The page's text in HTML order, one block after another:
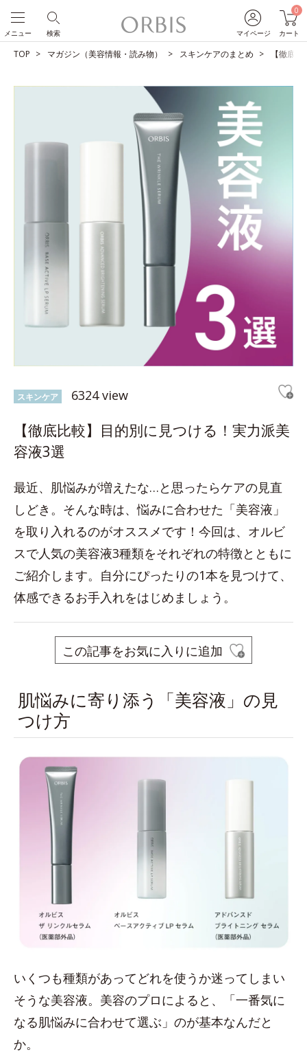
マイページ
0
カート
検索
メニュー
TOP マガジン（美容情報・読み物） スキンケアのまとめ 【徹底
スキンケア 6324 view
【徹底比較】目的別に見つける！実力派美
容液3選
最近、肌悩みが増えたな…と思ったらケアの見直
しどき。そんな時は、悩みに合わせた「美容液」
を取り入れるのがオススメです！今回は、オルビ
スで人気の美容液3種類をそれぞれの特徴とともに
ご紹介します。自分にぴったりの1本を見つけて、
体感できるお手入れをはじめましょう。
この記事をお気に入りに追加
肌悩みに寄り添う「美容液」の見
つけ方
いくつも種類があってどれを使うか迷ってしまい
そうな美容液。美容のプロによると、「一番気に
なる肌悩みに合わせて選ぶ」のが基本なんだと
か。